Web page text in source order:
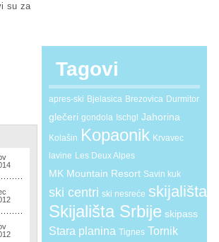
su za
Tagovi
apres-ski Bjelasica Brezovica Durmitor
glečeri gondola Ischgl Jahorina
Kolašin Kopaonik Krvavec
lavine Les Deux Alpes
MK Mountain Resort Savin kuk
ski centri ski nesreće skijališta
Skijališta Srbije skipass
Stara planina Tignes Tornik